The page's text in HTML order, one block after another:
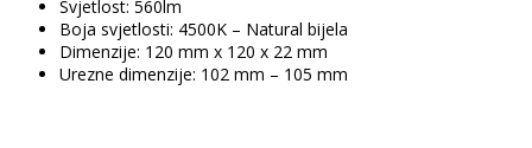
Svjetlost: 560lm
Boja svjetlosti: 4500K – Natural bijela
Dimenzije: 120 mm x 120 x 22 mm
Urezne dimenzije: 102 mm – 105 mm